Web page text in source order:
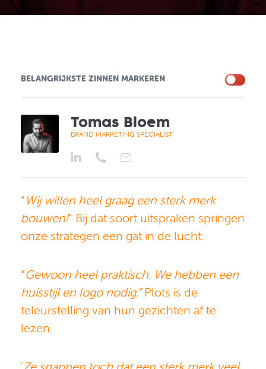
“ Wij willen heel graag een sterk merk
bouwen!” Bij dat soort uitspraken springen
onze strategen een gat in de lucht.
“Gewoon heel praktisch. We hebben een
huisstijl en logo nodig.” Plots is de
teleurstelling van hun gezichten af te
lezen.
BELANGRIJKSTE ZINNEN MARKEREN
Tomas Bloem
BRAND MARKETING SPECIALIST